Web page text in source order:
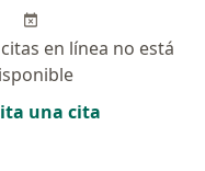
en línea no está
una cita